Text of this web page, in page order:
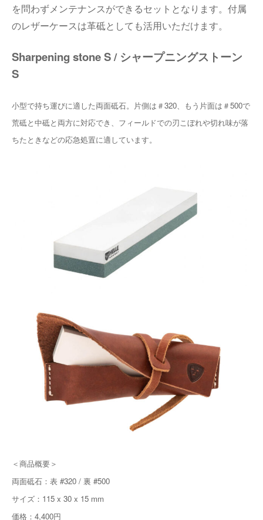
を問わずメンテナンスができるセットとなります。付属
のレザーケースは革砥としても活用いただけます。
Sharpening stone S / シャープニングストーン
S
小型で持ち運びに適した両面砥石。片側は＃320、もう片面は＃500で
荒砥と中砥と両方に対応でき、フィールドでの刃こぼれや切れ味が落
ちたときなどの応急処置に適しています。
＜商品概要＞
両面砥石：表 #320 / 裏 #500
サイズ：115 x 30 x 15 mm
価格：4,400円